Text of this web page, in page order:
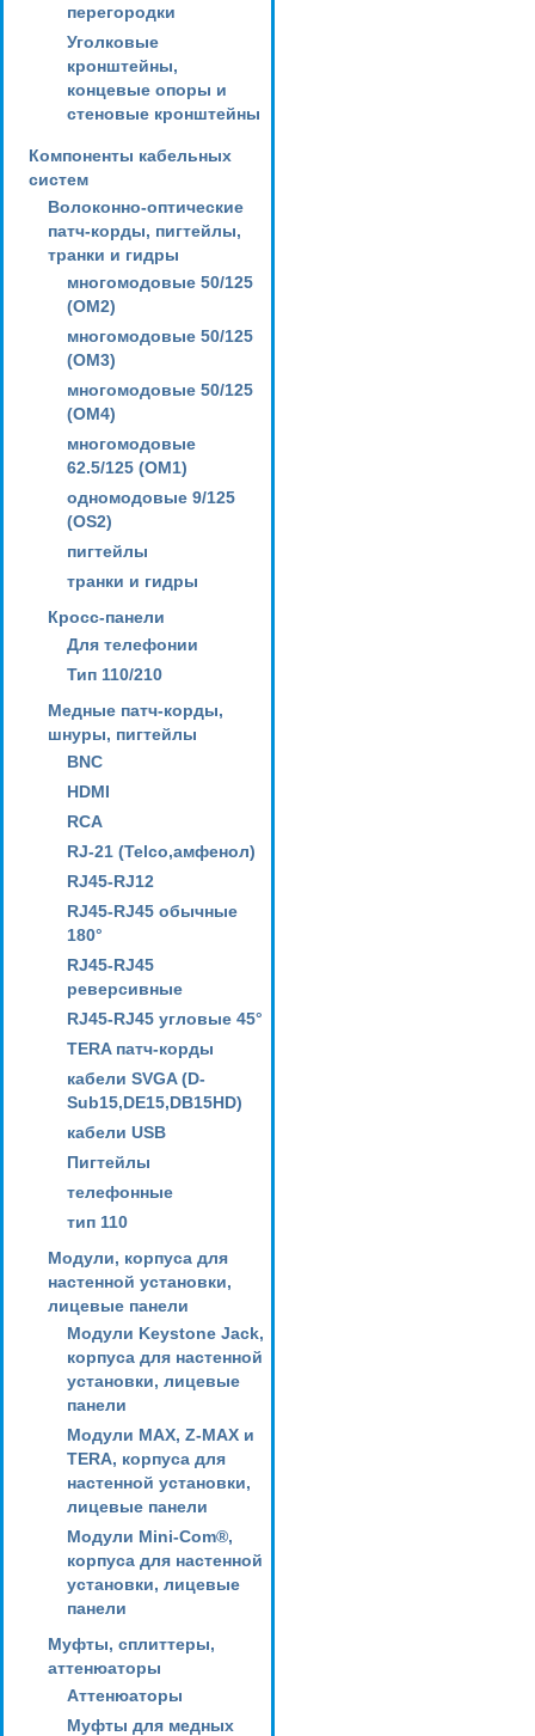
перегородки
Уголковые
кронштейны,
концевые опоры и
стеновые кронштейны
Компоненты кабельных
систем
Волоконно-оптические
патч-корды, пигтейлы,
транки и гидры
многомодовые 50/125
(OM2)
многомодовые 50/125
(OM3)
многомодовые 50/125
(OM4)
многомодовые
62.5/125 (OM1)
одномодовые 9/125
(OS2)
пигтейлы
транки и гидры
Кросс-панели
Для телефонии
Тип 110/210
Медные патч-корды,
шнуры, пигтейлы
BNC
HDMI
RCA
RJ-21 (Telco,амфенол)
RJ45-RJ12
RJ45-RJ45 обычные
180°
RJ45-RJ45
реверсивные
RJ45-RJ45 угловые 45°
TERA патч-корды
кабели SVGA (D-
Sub15,DE15,DB15HD)
кабели USB
Пигтейлы
телефонные
тип 110
Модули, корпуса для
настенной установки,
лицевые панели
Модули Keystone Jack,
корпуса для настенной
установки, лицевые
панели
Модули MAX, Z-MAX и
TERA, корпуса для
настенной установки,
лицевые панели
Модули Mini-Com®,
корпуса для настенной
установки, лицевые
панели
Муфты, сплиттеры,
аттенюаторы
Аттенюаторы
Муфты для медных